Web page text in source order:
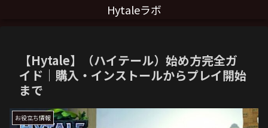
Hytaleラボ
【Hytale】（ハイテール）始め方完全ガ
イド｜購入・インストールからプレイ開始
まで
お役立ち情報